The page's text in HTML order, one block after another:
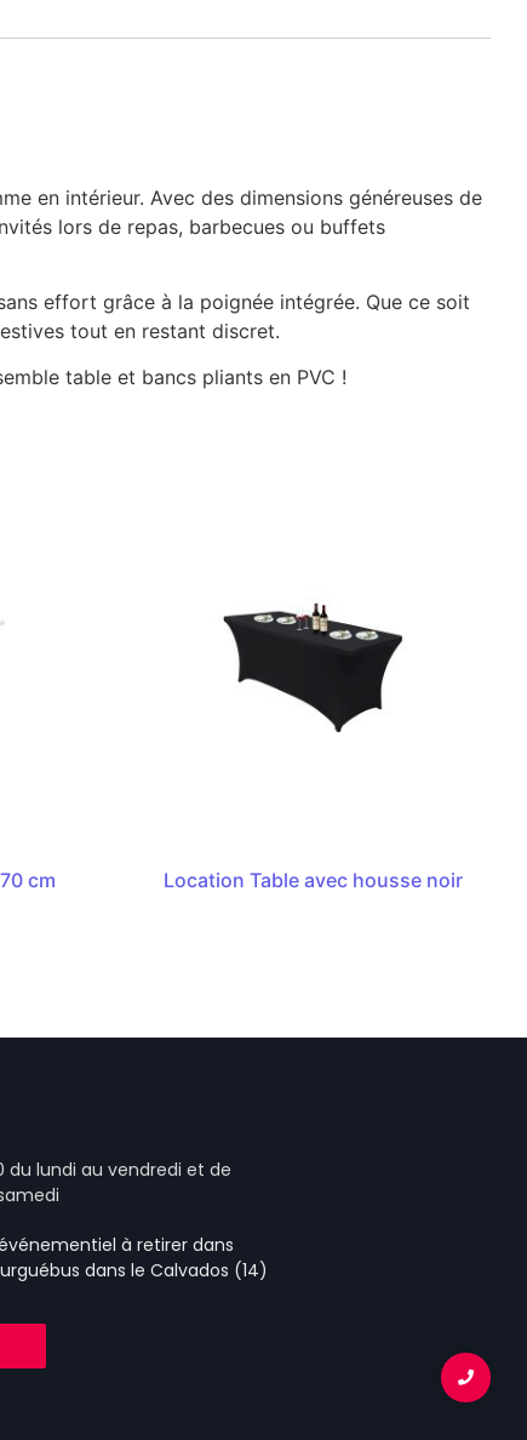
en intérieur. Avec des dimensions généreuses de
lors de repas, barbecues ou buffets
effort grâce à la poignée intégrée. Que ce soit
tout en restant discret.
table et bancs pliants en PVC !
cm Location Table avec housse noir
du lundi au vendredi et de
à retirer dans
dans le Calvados (14)